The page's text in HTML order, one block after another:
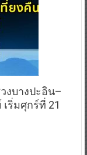
งบางปะอิน–
ริ่มศุกร์ที่ 21